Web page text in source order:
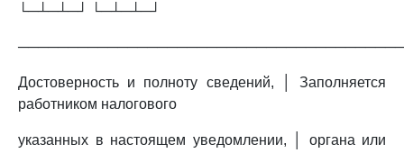
└─┴─┴─┘ └─┴─┴─┘
Достоверность и полноту сведений, │ Заполняется
работником налогового
указанных в настоящем уведомлении, │ органа или